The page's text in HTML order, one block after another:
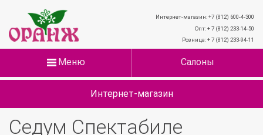
Интернет-магазин: +7 (812) 600-4-300
Опт: + 7 (812) 233-14-50
Розница: + 7 (812) 233-94-11
Меню Салоны
Интернет-магазин
Седум Спектабиле